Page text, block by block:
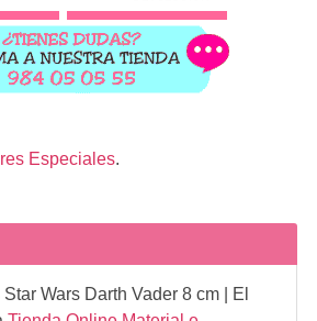
Especiales.
Wars Darth Vader 8 cm| El